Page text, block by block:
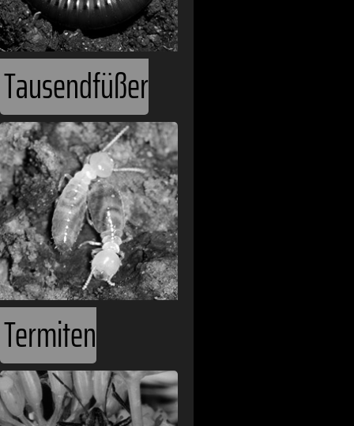
Tausendfüßer
Termiten